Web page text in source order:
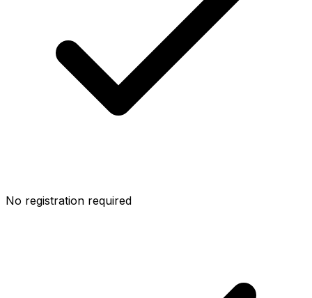
No registration required